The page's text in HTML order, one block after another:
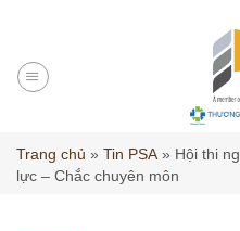
content
Trang chủ » Tin PSA » Hội thi
lực – Chắc chuyên môn